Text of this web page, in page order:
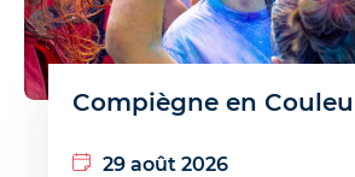
Compiègne en
29 août 2026